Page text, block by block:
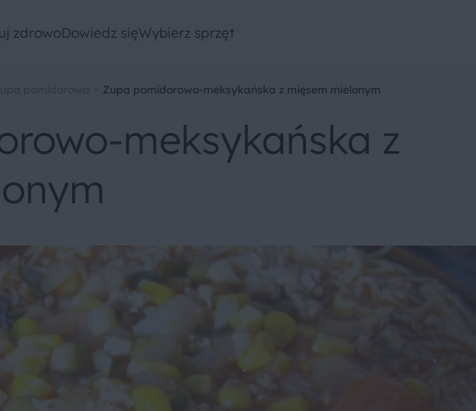
zdrowoDowiedz sięWybierz sprzęt
Zupa pomidorowo-meksykańska z mięsem mielonym
meksykańska z